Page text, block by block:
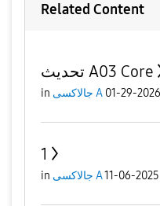
Related Content
تحديث A03 Core
in جالاكسى A 01-29-2026
1
in جالاكسى A11-06-2025